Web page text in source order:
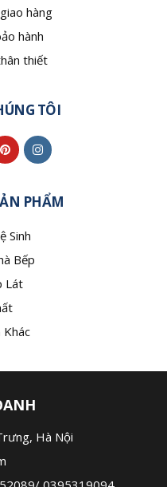
hàng
hành
thiết
TÔI
PHẨM
Sinh
Bếp
Lát
Khác
Hà Nội